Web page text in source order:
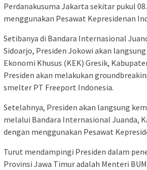
Perdanakusuma Jakarta sekitar pukul
menggunakan Pesawat Kepresidenan
Setibanya di Bandara Internasional
Sidoarjo, Presiden Jokowi akan
Ekonomi Khusus (KEK) Gresik,
Presiden akan melakukan
smelter PT Freeport Indonesia.
Setelahnya, Presiden akan langsung
melalui Bandara Internasional Juanda,
dengan menggunakan Pesawat
Turut mendampingi Presiden dalam
Provinsi Jawa Timur adalah Menteri